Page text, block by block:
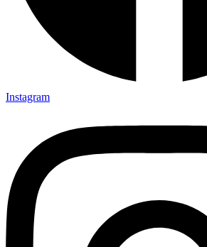
Instagram